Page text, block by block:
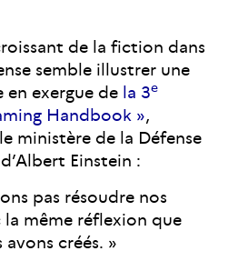
de la fiction dans
semble illustrer une
exergue de la 3e
Handbook »,
ministère de la Défense
Einstein :
pas résoudre nos
la même réflexion que
créés. »